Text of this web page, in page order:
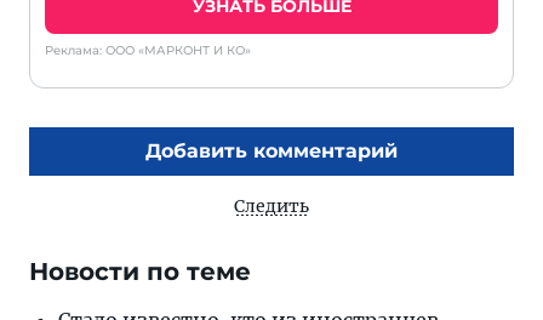
УЗНАТЬ БОЛЬШЕ
Реклама: ООО «МАРКОНТ И КО»
Добавить комментарий
Следить
Новости по теме